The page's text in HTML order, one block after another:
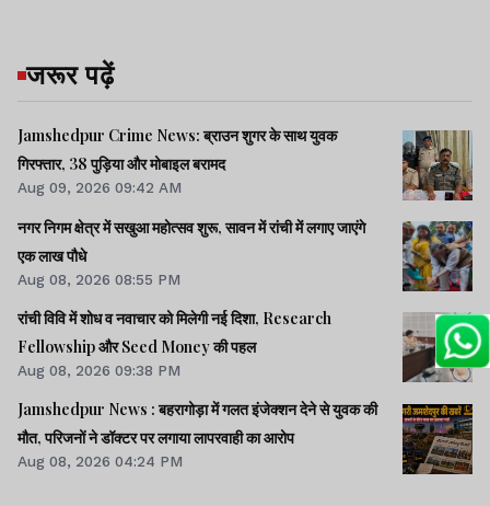
जरूर पढ़ें
Jamshedpur Crime News: ब्राउन शुगर के साथ युवक
गिरफ्तार, 38 पुड़िया और मोबाइल बरामद
Aug 09, 2026 09:42 AM
नगर निगम क्षेत्र में सखुआ महोत्सव शुरू, सावन में रांची में लगाए जाएंगे
एक लाख पौधे
Aug 08, 2026 08:55 PM
रांची विवि में शोध व नवाचार को मिलेगी नई दिशा, Research
Fellowship और Seed Money की पहल
Aug 08, 2026 09:38 PM
Jamshedpur News : बहरागोड़ा में गलत इंजेक्शन देने से युवक की
मौत, परिजनों ने डॉक्टर पर लगाया लापरवाही का आरोप
Aug 08, 2026 04:24 PM